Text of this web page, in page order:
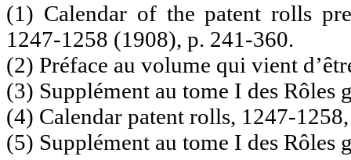
(1) Calendar of the patent rolls
1247-1258 (1908), p. 241-360.
(2) Préface au volume qui vient
(3) Supplément au tome I des
(4) Calendar patent rolls, 1247-
(5) Supplément au tome I des